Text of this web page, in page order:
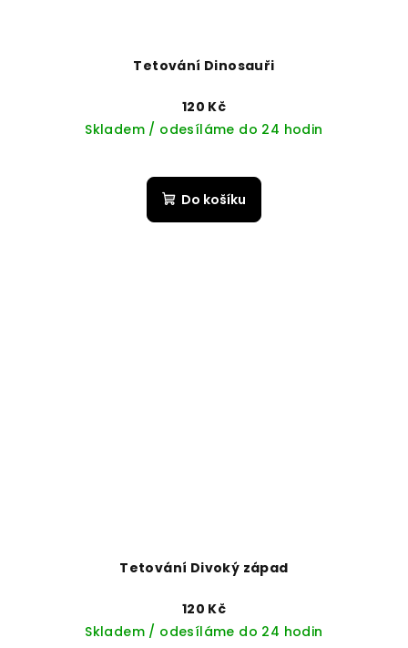
Tetování Dinosauři
120 Kč
Skladem / odesíláme do 24 hodin
Do košíku
Tetování Divoký západ
120 Kč
Skladem / odesíláme do 24 hodin